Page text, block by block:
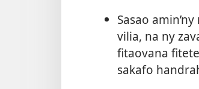
Sasao
vilia, na ny
fitaovana
sakafo